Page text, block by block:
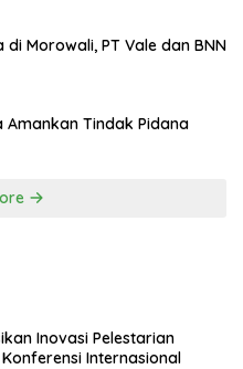
Morowali, PT Vale dan BNN
Tindak Pidana
Inovasi Pelestarian
Internasional